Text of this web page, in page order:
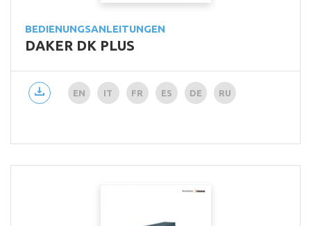
BEDIENUNGSANLEITUNGEN
DAKER DK PLUS
EN IT FR ES DE RU